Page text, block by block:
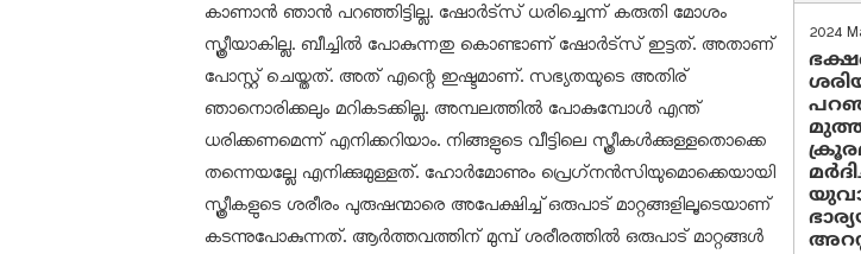
കാണാൻ ഞാൻ പറഞ്ഞിട്ടില്ല. ഷോർട്‌സ് ധരിച്ചെന്ന് കരുതി മോശം
സ്ത്രീയാകില്ല. ബീച്ചിൽ പോകുന്നതു കൊണ്ടാണ് ഷോർട്‌സ് ഇട്ടത്. അതാണ്
പോസ്റ്റ് ചെയ്തത്. അത് എന്റെ ഇഷ്ടമാണ്. സഭ്യതയുടെ അതിര്
ഞാനൊരിക്കലും മറികടക്കില്ല. അമ്പലത്തിൽ പോകുമ്പോൾ എന്ത്
ധരിക്കണമെന്ന് എനിക്കറിയാം. നിങ്ങളുടെ വീട്ടിലെ സ്ത്രീകൾക്കുള്ളതൊക്കെ
തന്നെയല്ലേ എനിക്കുമുള്ളത്. ഹോർമോണും പ്രെഗ്‌നൻസിയുമൊക്കെയായി
സ്ത്രീകളുടെ ശരീരം പുരുഷന്മാരെ അപേക്ഷിച്ച് ഒരുപാട് മാറ്റങ്ങളിലൂടെയാണ്
കടന്നുപോകുന്നത്. ആർത്തവത്തിന് മുമ്പ് ശരീരത്തിൽ ഒരുപാട് മാറ്റങ്ങൾ
2024